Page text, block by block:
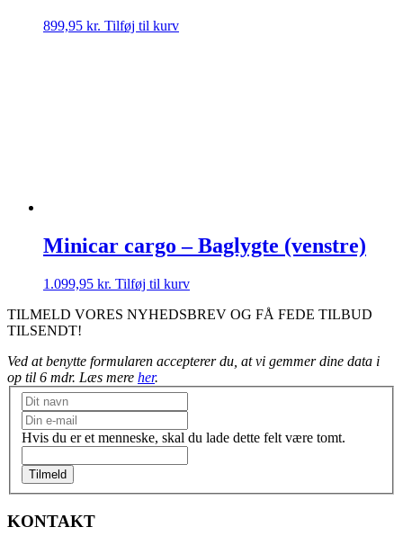
899,95 kr. Tilføj til kurv
Minicar cargo – Baglygte (venstre)
1.099,95 kr. Tilføj til kurv
TILMELD VORES NYHEDSBREV OG FÅ FEDE TILBUD
TILSENDT!
Ved at benytte formularen accepterer du, at vi gemmer dine data i
op til 6 mdr. Læs mere her.
Nyhedsbrev
Hvis du er et menneske, skal du lade dette felt være tomt.
Tilmeld
KONTAKT